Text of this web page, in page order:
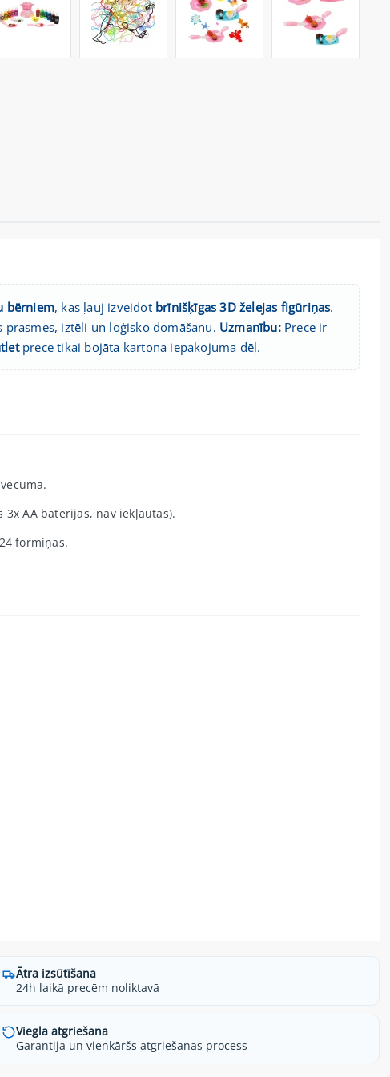
bērniem, kas ļauj izveidot brīnišķīgas 3D želejas figūriņas.
iztēli un loģisko domāšanu. Uzmanību:Prece ir
prece tikai bojāta kartona iepakojuma dēļ.
AA baterijas, nav iekļautas).
formiņas.
Ātra izsūtīšana
24h laikā precēm noliktavā
Viegla atgriešana
Garantija un vienkāršs atgriešanas process